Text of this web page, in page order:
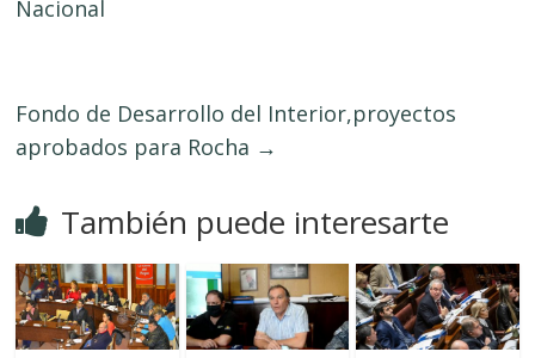
Nacional
Fondo de Desarrollo del Interior,proyectos
aprobados para Rocha →
También puede interesarte